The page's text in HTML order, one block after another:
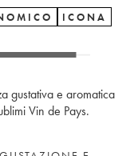
ICONA
gustativa e aromatica
Vin de Pays.